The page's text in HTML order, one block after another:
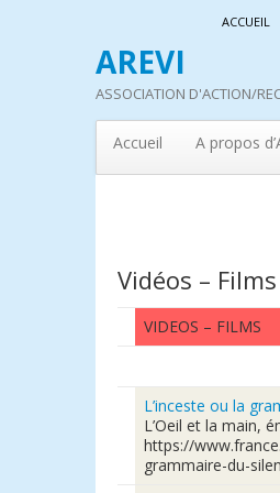
AREVI
ASSOCIATION D'ACTION/
ACCUEIL
Accueil A propos
Vidéos –
VIDEOS – FILMS
L’inceste ou la
L’Oeil et la main,
https://
grammaire-du-